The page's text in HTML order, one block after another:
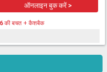
ऑनलाइन बुक करें >
की बचत + कैशबैक